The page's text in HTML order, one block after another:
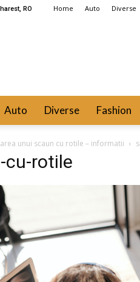
RO Home Auto Diverse
Auto Diverse Fashion
unui scaun cu rotile – informatii
cu-rotile